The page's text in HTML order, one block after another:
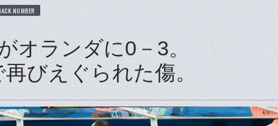
NUMBER
オランダに0－3。
びえぐられた傷。